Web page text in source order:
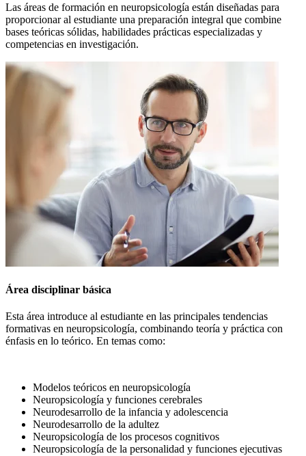
Las áreas de formación en neuropsicología están diseñadas para
proporcionar al estudiante una preparación integral que combine
bases teóricas sólidas, habilidades prácticas especializadas y
competencias en investigación.
Área disciplinar básica
Esta área introduce al estudiante en las principales tendencias
formativas en neuropsicología, combinando teoría y práctica con
énfasis en lo teórico. En temas como:
Modelos teóricos en neuropsicología
Neuropsicología y funciones cerebrales
Neurodesarrollo de la infancia y adolescencia
Neurodesarrollo de la adultez
Neuropsicología de los procesos cognitivos
Neuropsicología de la personalidad y funciones ejecutivas